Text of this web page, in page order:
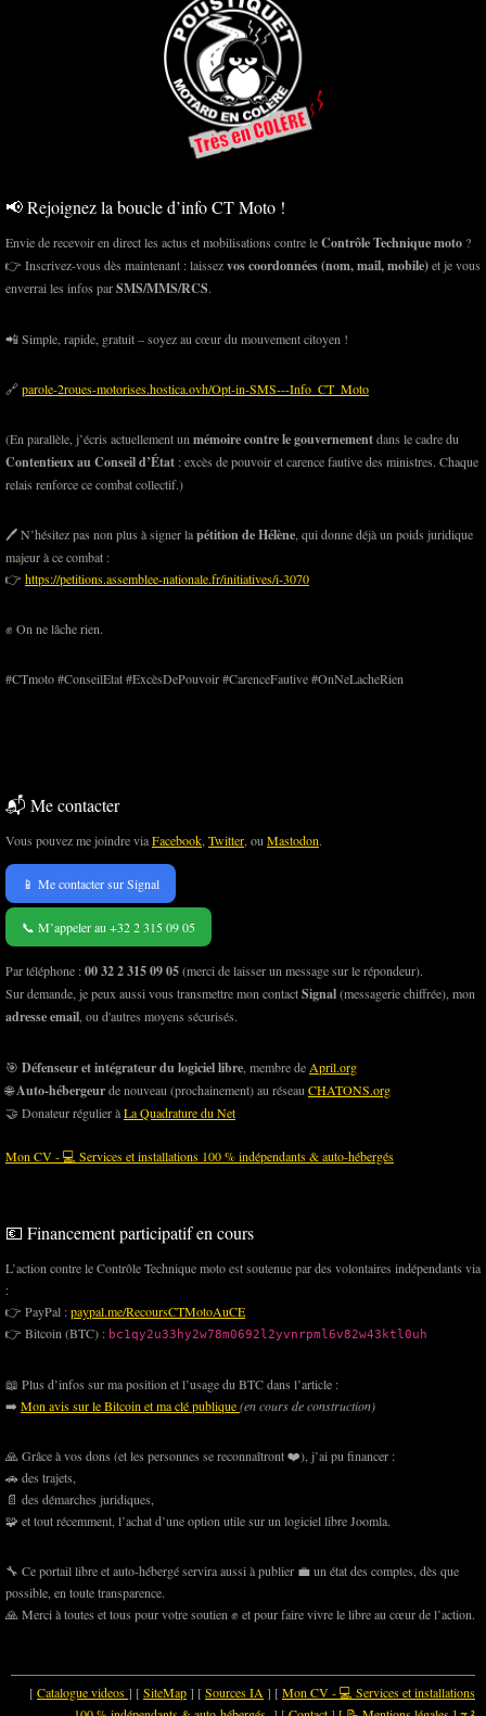
📢 Rejoignez la boucle d’info CT Moto !
Envie de recevoir en direct les actus et mobilisations contre leContrôle Technique moto ?
👉 Inscrivez-vous dès maintenant : laissezvos coordonnées (nom, mail, mobile)et je vous
enverrai les infos parSMS/MMS/RCS.
📲 Simple, rapide, gratuit – soyez au cœur du mouvement citoyen !
🔗parole-2roues-motorises.hostica.ovh/Opt-in-SMS---Info_CT_Moto
(En parallèle, j’écris actuellement un mémoire contre le gouvernementdans le cadre du
Contentieux au Conseil d’État : excès de pouvoir et carence fautive des ministres. Chaque
relais renforce ce combat collectif.)
🖊️ N’hésitez pas non plus à signer lapétition de Hélène , qui donne déjà un poids juridique
majeur à ce combat :
👉 https://petitions.assemblee-nationale.fr/initiatives/i-3070
✊ On ne lâche rien.
#CTmoto #ConseilEtat #ExcèsDePouvoir #CarenceFautive #OnNeLacheRien
📬 Me contacter
Vous pouvez me joindre viaFacebook Twitter , ou Mastodon.
📱 Me contacter sur Signal
📞 M’appeler au +32 2 315 09 05
Par téléphone :00 32 2 315 09 05(merci de laisser un message sur le répondeur).
Sur demande, je peux aussi vous transmettre mon contactSignal(messagerie chiffrée), mon
adresse email , ou d'autres moyens sécurisés.
🎯 Défenseur et intégrateur du logiciel libre , membre de April.org
🌐Auto-hébergeurde nouveau (prochainement) au réseau CHATONS.org
🤝 Donateur régulier àLa Quadrature du Net
Mon CV - 💻 Services et installations 100 % indépendants & auto-hébergés
💶 Financement participatif en cours
L’action contre le Contrôle Technique moto est soutenue par des volontaires indépendants via
:
👉 PayPal :paypal.me/RecoursCTMotoAuCE
👉 Bitcoin (BTC) : bc1qy2u33hy2w78m0692l2yvnrpml6v82w43ktl0uh
📖 Plus d’infos sur ma position et l’usage du BTC dans l’article :
➡️ Mon avis sur le Bitcoin et ma clé publique(en cours de construction)
🙏 Grâce à vos dons (et les personnes se reconnaîtront ❤️), j’ai pu financer :
🚗 des trajets,
📄 des démarches juridiques,
🧩 et tout récemment, l’achat d’une option utile sur un logiciel libre Joomla.
🔧 Ce portail libre et auto-hébergé servira aussi à publier 💼 un état des comptes, dès que
possible, en toute transparence.
🙏 Merci à toutes et tous pour votre soutien ✊ et pour faire vivre le libre au cœur de l’action.
[Catalogue videos] [SiteMap] [Sources IA ] [Mon CV - 💻 Services et installations